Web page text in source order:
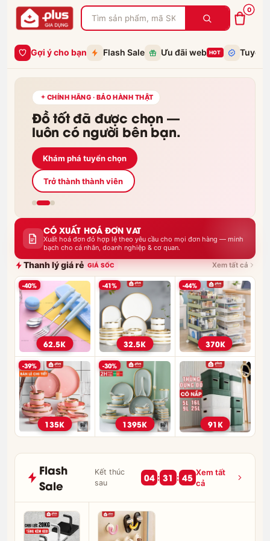
Gia Dụng Plus — Đồ gia dụng tuyển chọn, chính hãng, bảo hành
0
Gợi ý cho bạn Flash Sale Ưu đãi web HOT Tuyển
CHÍNH HÃNG · BẢO HÀNH THẬT
Đồ tốt đã được chọn —
luôn có người bên bạn.
Khám phá tuyển chọn
Trở thành thành viên
CÓ XUẤT HOÁ ĐƠN VAT
Xuất hoá đơn đỏ hợp lệ theo yêu cầu cho mọi đơn hàng — minh
bạch cho cá nhân, doanh nghiệp & cơ quan.
Thanh lý giá rẻ GIÁ SỐC Xem tất cả
-40%
62.5K
-41%
32.5K
-44%
370K
-39%
135K
-30%
1395K 91K
Flash
Sale
Kết thúc
sau
04 : 31 : 44 Xem tất
cả